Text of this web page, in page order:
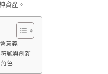
資產。
意義
號與創新
色